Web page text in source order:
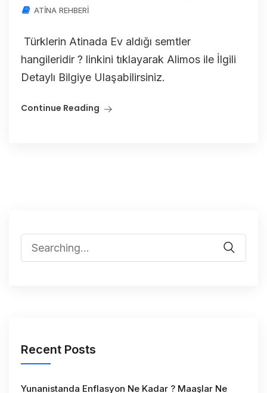
ATİNA REHBERİ
Türklerin Atinada Ev aldığı semtler
hangileridir ? linkini tıklayarak Alimos ile İlgili
Detaylı Bilgiye Ulaşabilirsiniz.
Continue Reading
Recent Posts
Yunanistanda Enflasyon Ne Kadar ? Maaşlar Ne